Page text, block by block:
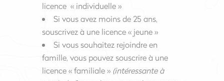
licence « individuelle »
Si vous avez moins de 25 ans,
souscrivez à une licence « jeune »
Si vous souhaitez rejoindre en
famille, vous pouvez souscrire à une
licence « familiale » (intéressante à